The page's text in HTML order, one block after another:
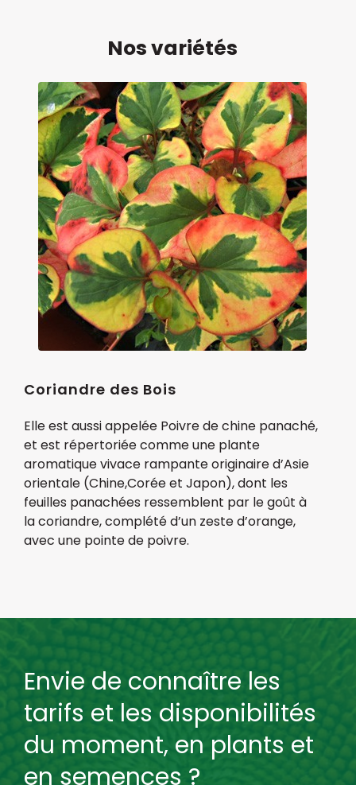
Nos variétés
Coriandre des Bois
Elle est aussi appelée Poivre de chine panaché,
et est répertoriée comme une plante
aromatique vivace rampante originaire d’Asie
orientale (Chine,Corée et Japon), dont les
feuilles panachées ressemblent par le goût à
la coriandre, complété d’un zeste d’orange,
avec une pointe de poivre.
Envie de connaître les
tarifs et les disponibilités
du moment, en plants et
en semences ?